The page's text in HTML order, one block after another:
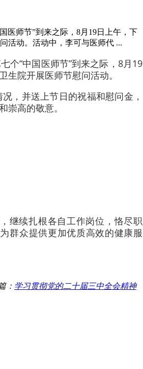
医师节”到来之际，8月19日上午，下
活动。活动中，李可与医师代 ...
个“中国医师节”到来之际，8月19
院开展医师节慰问活动。
，并送上节日的祝福和慰问金，
高的敬意。
继续扎根各自工作岗位，恪尽职
群众提供更加优质高效的健康服
： 学习贯彻党的二十届三中全会精神